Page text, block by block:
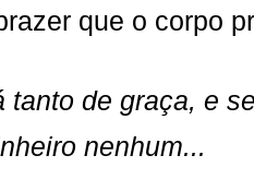
que o corpo
tanto de graça, e
nenhum...